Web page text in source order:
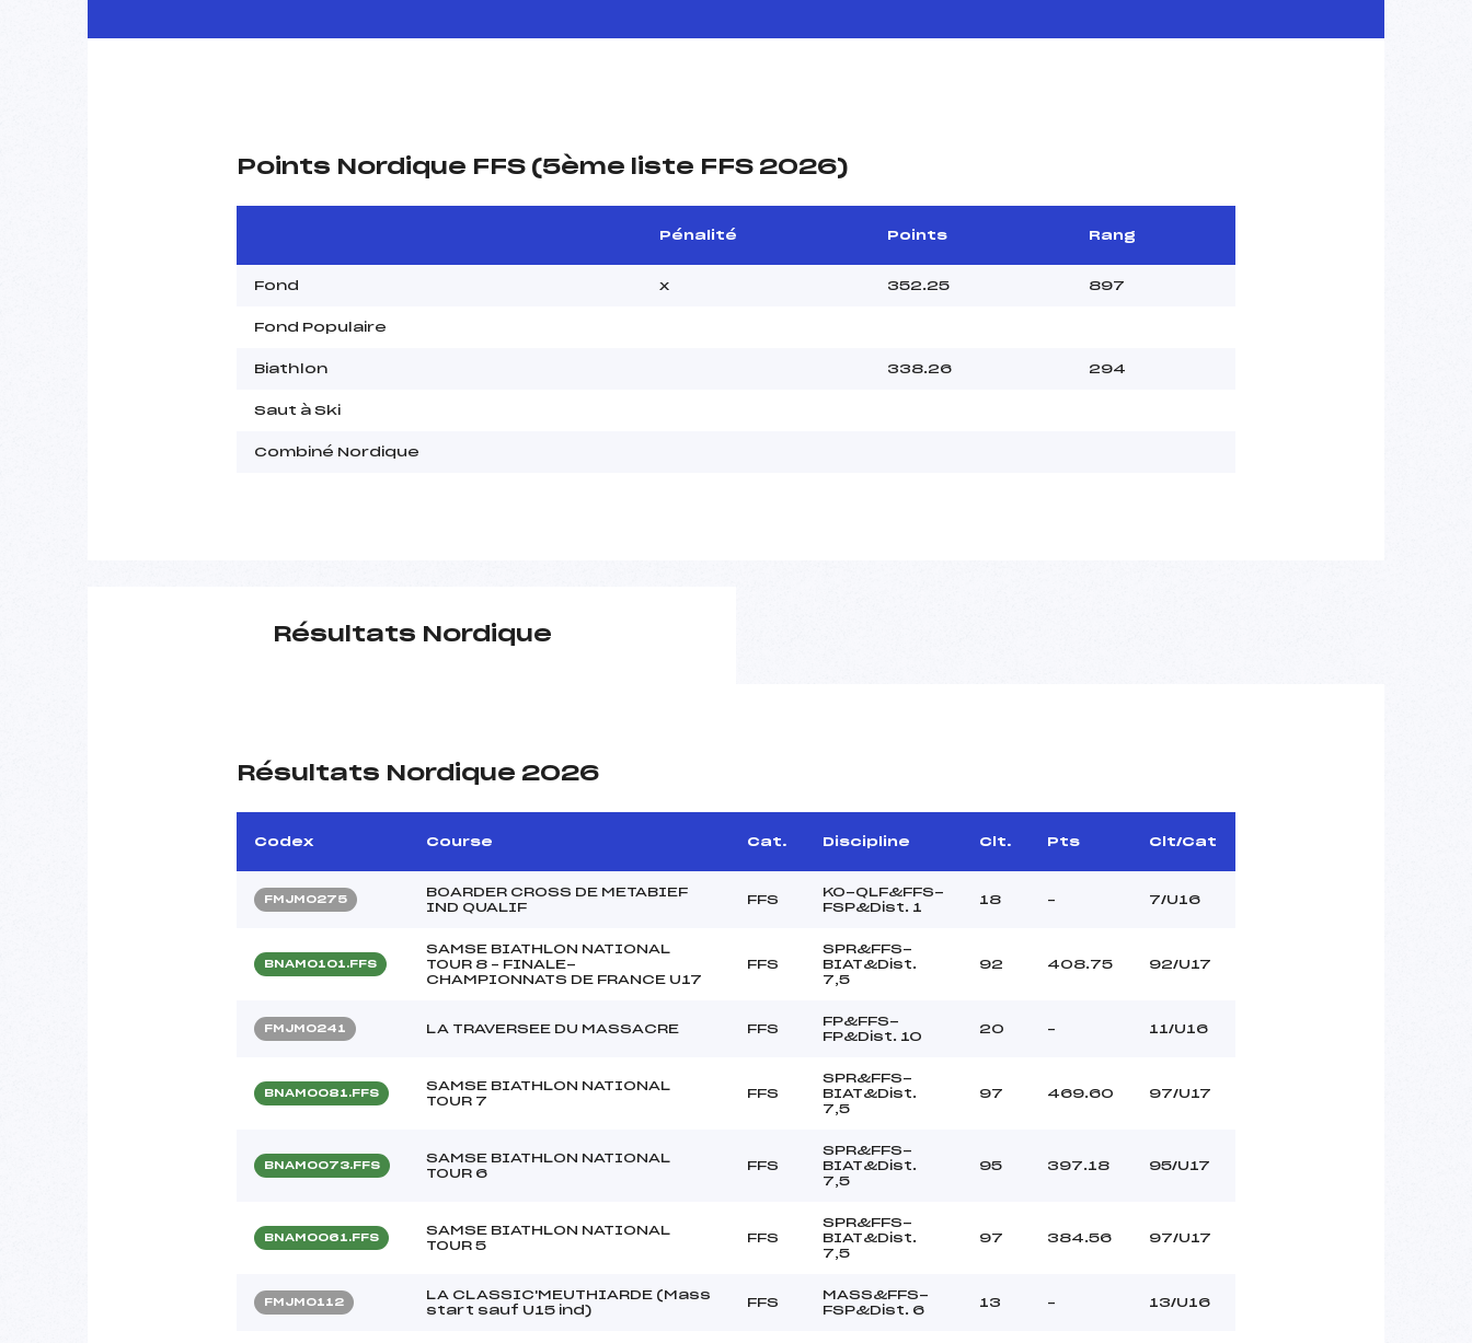
Points Nordique FFS (5ème liste FFS 2026)
Pénalité Points Rang
Fond x 352.25 897
Fond Populaire
Biathlon 338.26 294
Saut à Ski
Combiné Nordique
Résultats Nordique
Résultats Nordique 2026
Codex Course Cat. Discipline Clt. Pts Clt/Cat
FMJM0275
BOARDER CROSS DE METABIEF
IND QUALIF
FFS
KO-QLF&FFS-
FSP&Dist. 1
18 – 7/U16
BNAM0101.FFS
SAMSE BIATHLON NATIONAL
TOUR 8 – FINALE-
CHAMPIONNATS DE FRANCE U17
FFS
SPR&FFS-
BIAT&Dist.
7,5
92 408.75 92/U17
FMJM0241 LA TRAVERSEE DU MASSACRE FFS
FP&FFS-
FP&Dist. 10
20 – 11/U16
BNAM0081.FFS
SAMSE BIATHLON NATIONAL
TOUR 7
FFS
SPR&FFS-
BIAT&Dist.
7,5
97 469.60 97/U17
BNAM0073.FFS
SAMSE BIATHLON NATIONAL
TOUR 6
FFS
SPR&FFS-
BIAT&Dist.
7,5
95 397.18 95/U17
BNAM0061.FFS
SAMSE BIATHLON NATIONAL
TOUR 5
FFS
SPR&FFS-
BIAT&Dist.
7,5
97 384.56 97/U17
FMJM0112
LA CLASSIC'MEUTHIARDE (Mass
start sauf U15 ind)
FFS
MASS&FFS-
FSP&Dist. 6
13 – 13/U16